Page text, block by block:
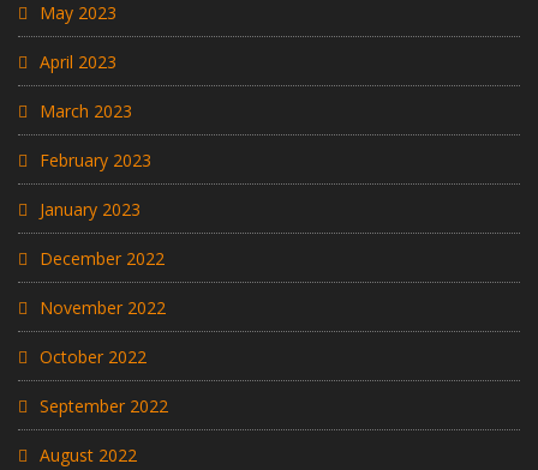
May 2023
April 2023
March 2023
February 2023
January 2023
December 2022
November 2022
October 2022
September 2022
August 2022